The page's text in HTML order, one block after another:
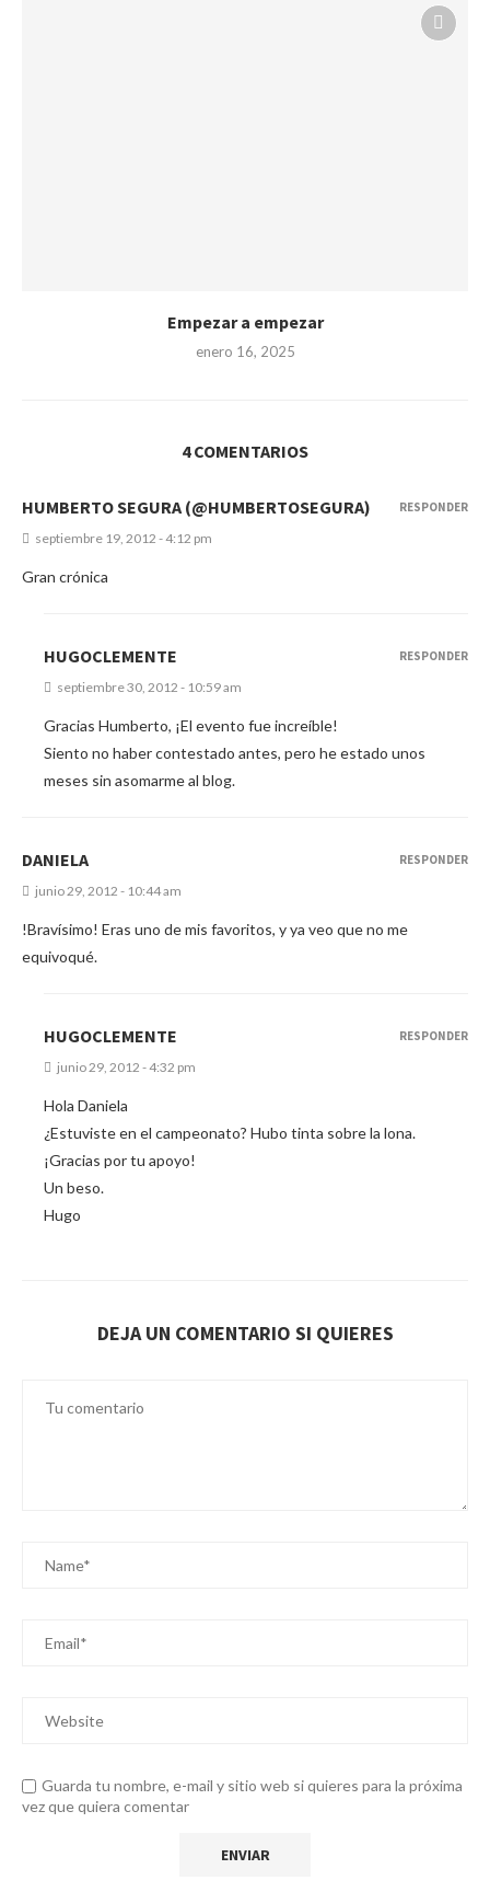
Empezar a empezar
enero 16, 2025
4 COMENTARIOS
HUMBERTO SEGURA (@HUMBERTOSEGURA)
septiembre 19, 2012 - 4:12 pm
Gran crónica
RESPONDER
HUGOCLEMENTE
septiembre 30, 2012 - 10:59 am
Gracias Humberto, ¡El evento fue increíble!
Siento no haber contestado antes, pero he estado unos
meses sin asomarme al blog.
RESPONDER
DANIELA
junio 29, 2012 - 10:44 am
!Bravísimo! Eras uno de mis favoritos, y ya veo que no me
equivoqué.
RESPONDER
HUGOCLEMENTE
junio 29, 2012 - 4:32 pm
Hola Daniela
¿Estuviste en el campeonato? Hubo tinta sobre la lona.
¡Gracias por tu apoyo!
Un beso.
Hugo
RESPONDER
DEJA UN COMENTARIO SI QUIERES
Guarda tu nombre, e-mail y sitio web si quieres para la próxima
vez que quiera comentar